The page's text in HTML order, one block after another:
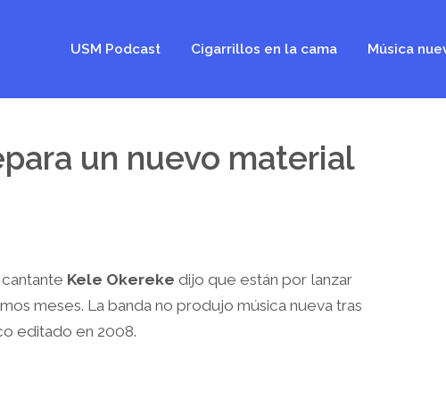
USM Podcast Cigarrillos en la cama Música
un nuevo material
Kele Okereke dijo que están por lanzar
meses. La banda no produjo música nueva tras
editado en 2008.